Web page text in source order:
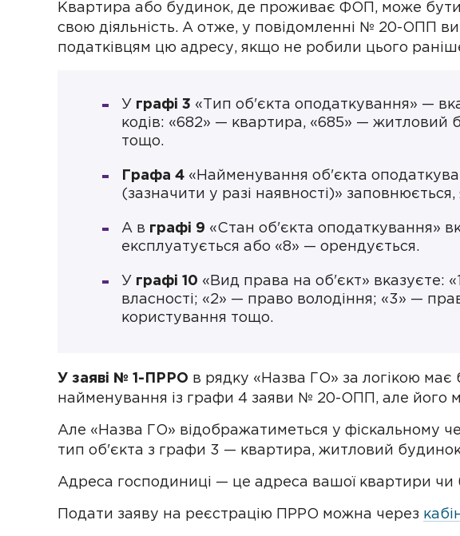
Квартира або будинок, де проживає ФОП, може бути
свою діяльність. А отже, у повідомленні № 20-ОПП
податківцям цю адресу, якщо не робили цього
У графі 3 «Тип об'єкта оподаткування» —
кодів: «682» — квартира, «685» — житловий
тощо.
Графа 4 «Найменування об'єкта
(зазначити у разі наявності)»
А в графі 9 «Стан об'єкта оподаткування»
експлуатується або «8» — орендується.
У графі 10 «Вид права на об'єкт» вказуєте:
власності; «2» — право володіння; «3» —
користування тощо.
У заяві № 1-ПРРО в рядку «Назва ГО» за логікою має
найменування із графи 4 заяви № 20-ОПП, але його
Але «Назва ГО» відображатиметься у фіскальному
тип об'єкта з графи 3 — квартира, житловий
Адреса господиниці — це адреса вашої квартири чи
Подати заяву на реєстрацію ПРРО можна через